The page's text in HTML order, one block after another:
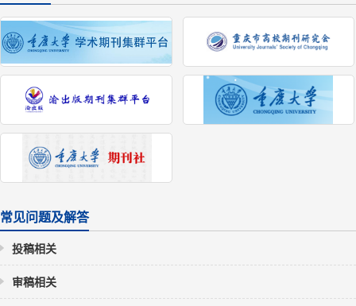
常见问题及解答
投稿相关
审稿相关